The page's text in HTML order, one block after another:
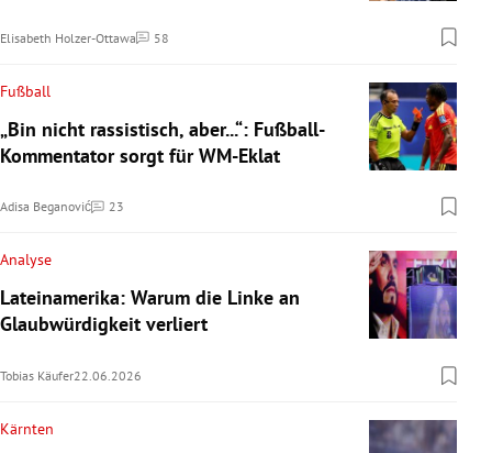
Elisabeth Holzer-Ottawa 58
Kommentare
Fußball
„Bin nicht rassistisch, aber...“: Fußball-
Kommentator sorgt für WM-Eklat
Adisa Beganović 23
Kommentare
Analyse
Lateinamerika: Warum die Linke an
Glaubwürdigkeit verliert
Tobias Käufer22.06.2026
Kärnten